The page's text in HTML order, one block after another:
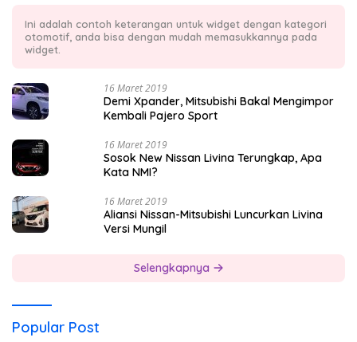
Ini adalah contoh keterangan untuk widget dengan kategori
otomotif, anda bisa dengan mudah memasukkannya pada
widget.
16 Maret 2019
Demi Xpander, Mitsubishi Bakal Mengimpor
Kembali Pajero Sport
16 Maret 2019
Sosok New Nissan Livina Terungkap, Apa
Kata NMI?
16 Maret 2019
Aliansi Nissan-Mitsubishi Luncurkan Livina
Versi Mungil
Selengkapnya
Popular Post